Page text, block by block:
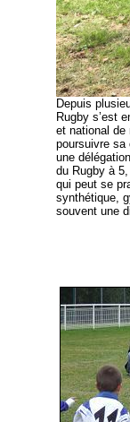
Depuis
Rugby s’est
et national de
poursuivre sa
une
du Rugby à
qui peut se
synthétique,
souvent une